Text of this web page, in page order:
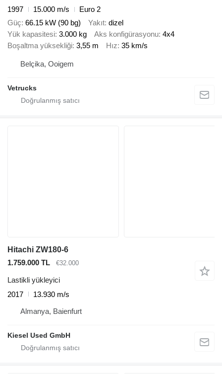
1997
15.000 m/s
Euro 2
Güç 66.15 kW (90 bg) Yakıt dizel
Yük kapasitesi 3.000 kg Aks konfigürasyonu 4x4
Boşaltma yüksekliği 3,55 m Hız 35 km/s
Belçika, Ooigem
Vetrucks
Hitachi ZW180-6
1.759.000 TL
€32.000
Lastikli yükleyici
2017
13.930 m/s
Almanya, Baienfurt
Kiesel Used GmbH